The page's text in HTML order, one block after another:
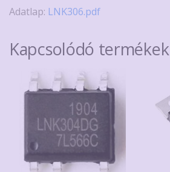
Adatlap: LNK306.pdf
Kapcsolódó termékek